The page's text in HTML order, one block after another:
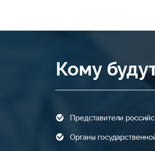
Кому
Представители
Органы